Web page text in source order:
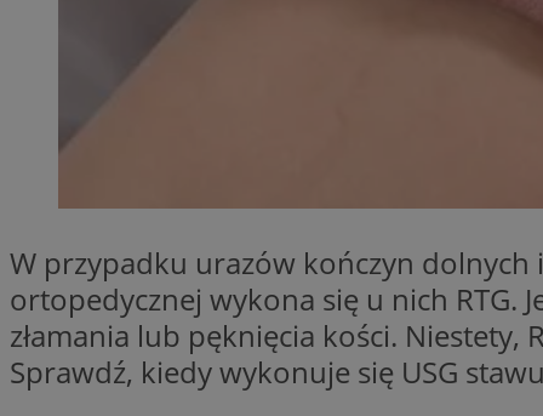
W przypadku urazów kończyn dolnych
ortopedycznej wykona się u nich RTG.
złamania lub pęknięcia kości.
Sprawdź, kiedy wykonuje się USG
__cf_bm
CookieScriptConsent